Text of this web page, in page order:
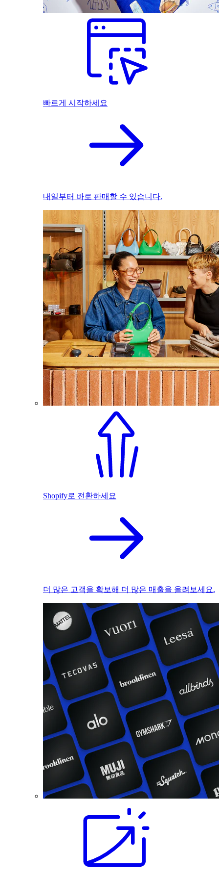
빠르게 시작하세요
내일부터 바로 판매할 수 있습니다.
Shopify로 전환하세요
더 많은 고객을 확보해 더 많은 매출을 올려보세요.